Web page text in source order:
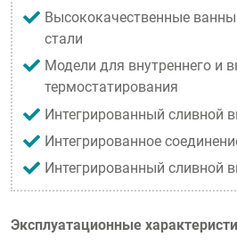
Эксплуатационные
Высококачественные
стали
Модели для внутреннего и
термостатирования
Интегрированный сливной
Интегрированное
Интегрированный сливной